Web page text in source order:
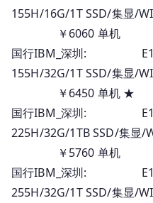
155H/16G/1T SSD/集显/
￥6060 单机
国行IBM_深圳:
155H/32G/1T SSD/集显/
￥6450 单机 ★
国行IBM_深圳:
225H/32G/1TB SSD/集显/
￥5760 单机
国行IBM_深圳:
255H/32G/1T SSD/集显/